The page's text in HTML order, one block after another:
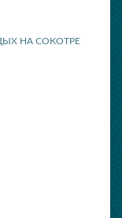
НА СОКОТРЕ